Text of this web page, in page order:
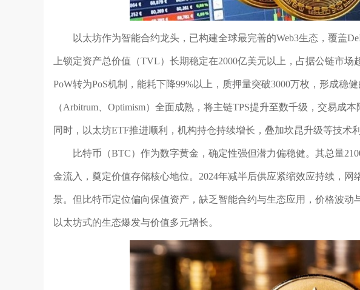
以太坊作为智能合约龙头，已构建全球最完善的Web3生态，覆盖
上锁定资产总价值（TVL）长期稳定在2000亿美元以上，占据公链市场
PoW转为PoS机制，能耗下降99%以上，质押量突破3000万枚，形成稳
（Arbitrum、Optimism）全面成熟，将主链TPS提升至数千级，交易成
同时，以太坊ETF推进顺利，机构持仓持续增长，叠加坎昆升级等技术
比特币（BTC）作为数字黄金，确定性强但潜力偏稳健。其总量
金流入，奠定价值存储核心地位。2024年减半后供应紧缩效应持续，网
景。但比特币定位偏向保值资产，缺乏智能合约与生态应用，价格波动
以太坊式的生态爆发与价值多元增长。